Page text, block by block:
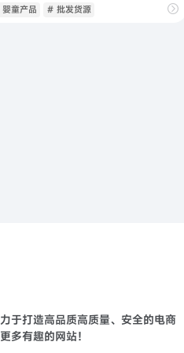
童产品 # 批发货源
于打造高品质高质量、安全的电商
多有趣的网站！